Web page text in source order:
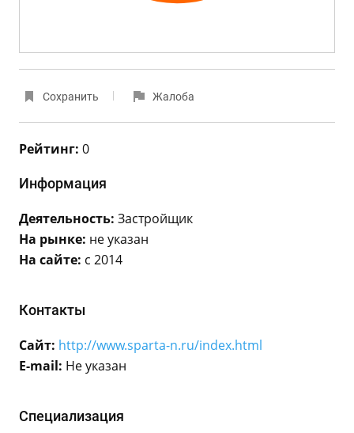
Сохранить Жалоба
Рейтинг: 0
Информация
Деятельность: Застройщик
На рынке: не указан
На сайте: с 2014
Контакты
Сайт: http://www.sparta-n.ru/index.html
E-mail: Не указан
Специализация